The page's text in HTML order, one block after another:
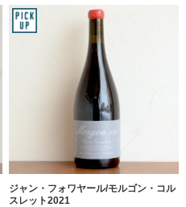
ジャン・フォワヤール/モルゴン・コル
スレット2021